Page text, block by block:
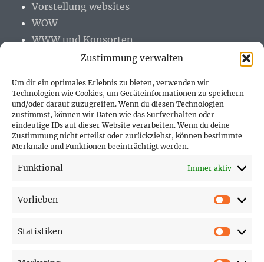
Zustimmung verwalten
Um dir ein optimales Erlebnis zu bieten, verwenden wir
Technologien wie Cookies, um Geräteinformationen zu speichern
und/oder darauf zuzugreifen. Wenn du diesen Technologien
zustimmst, können wir Daten wie das Surfverhalten oder
eindeutige IDs auf dieser Website verarbeiten. Wenn du deine
Zustimmung nicht erteilst oder zurückziehst, können bestimmte
Merkmale und Funktionen beeinträchtigt werden.
Funktional Immer aktiv
Vorlieben
Statistiken
Vorstellung websites
WOW
WWW und Konsorten
PARTNER (LINKS)
Hofer Technik GmbH
Sonne und Erde
SEITEN